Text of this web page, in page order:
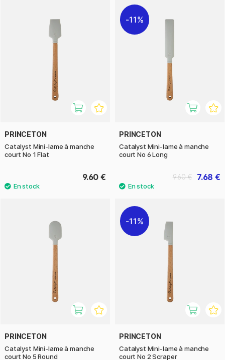
PRINCETON
Catalyst Mini-lame à manche
court No 1 Flat
9.60 €
11%
PRINCETON
Catalyst Mini-lame à manche
court No 6 Long
7.68 €
9.60 €
PRINCETON
Catalyst Mini-lame à manche
court No 5 Round
11%
PRINCETON
Catalyst Mini-lame à manche
court No 2 Scraper